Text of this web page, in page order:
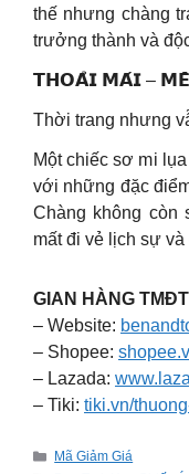
thế nhưng chàng
trưởng thành và
𝗧𝗛𝗢𝗔̉𝗜 𝗠𝗔́𝗜 –
Thời trang nhưng
Một chiếc sơ mi
với những đặc
Chàng không còn
mất đi vẻ lịch sự
GIAN HÀNG
– Website:
– Shopee:
– Lazada:
– Tiki: tiki.vn/
Categories
Mã Giảm Giá